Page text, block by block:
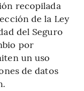
recopilada
de la Ley
del Seguro
por
un uso
de datos